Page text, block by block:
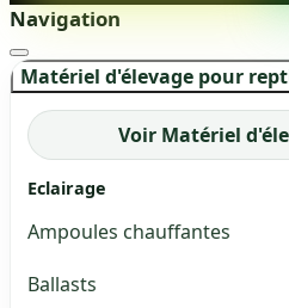
Navigation
Matériel d'élevage pour
Voir Matériel
Eclairage
Ampoules chauffantes
Ballasts